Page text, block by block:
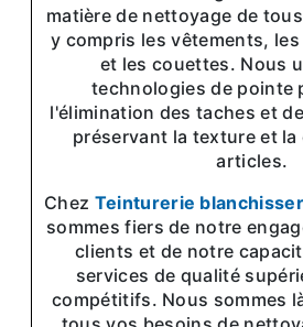
matière de nettoyage de
y compris les vêtements,
et les couettes. Nous
technologies de pointe
l'élimination des taches et
préservant la texture et la
articles.
Chez Teinturerie
sommes fiers de notre
clients et de notre
services de qualité
compétitifs. Nous sommes